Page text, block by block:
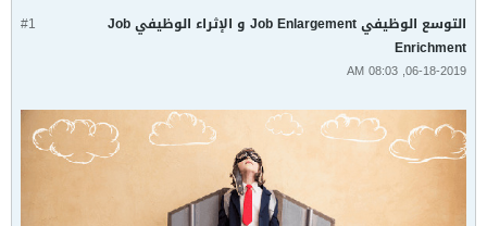
#1
التوسع الوظيفي Job Enlargement و الإثراء الوظيفي Job
Enrichment
06-18-2019, 08:03 AM